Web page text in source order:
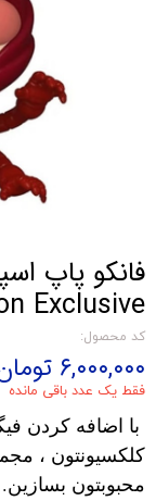
Exclusive
کد محصول:
۶,۰۰۰,۰۰۰ تومان
فقط یک عدد باقی مانده
با اضافه کردن
کلکسیونتون ،
محبوبتون بسازین.